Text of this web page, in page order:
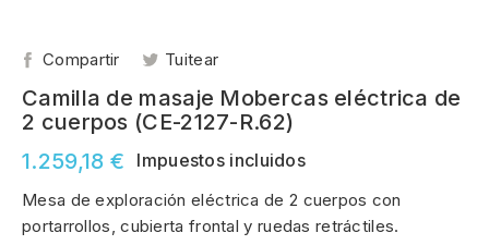
Compartir Tuitear
Camilla de masaje Mobercas eléctrica de
2 cuerpos (CE-2127-R.62)
1.259,18 €
Impuestos incluidos
Mesa de exploración eléctrica de 2 cuerpos con
portarrollos, cubierta frontal y ruedas retráctiles.